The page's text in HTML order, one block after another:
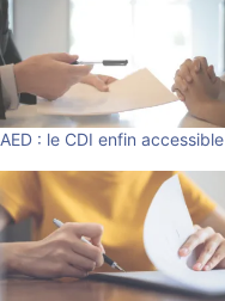
AED : le CDI enfin accessible